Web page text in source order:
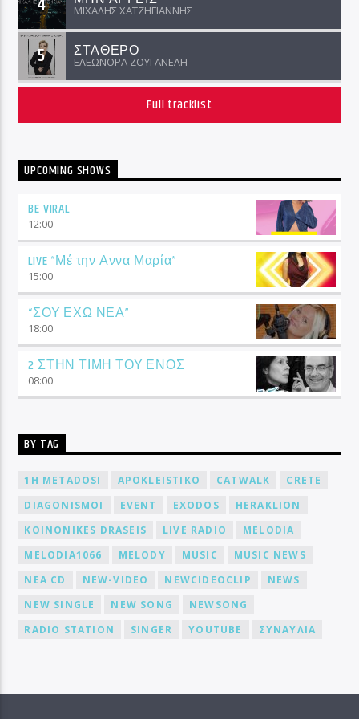
ΜΙΧΑΛΗΣ ΧΑΤΖΗΓΙΑΝΝΗΣ
5 ΣΤΑΘΕΡΟ
ΕΛΕΩΝΟΡΑ ΖΟΥΓΑΝΕΛΗ
Full tracklist
UPCOMING SHOWS
BE VIRAL
12:00
LIVE “Μέ την Αννα Μαρία”
15:00
“ΣΟΥ ΕΧΩ ΝΕΑ”
18:00
2 ΣΤΗΝ ΤΙΜΗ ΤΟΥ ΕΝΟΣ
08:00
BY TAG
1H METADOSI APOKLEISTIKO CATWALK
CRETE
DIAGONISMOI
EVENT EXODOS
HERAKLION
KOINONIKES DRASEIS
LIVE RADIO
MELODIA
MELODIA1066
MELODY MUSIC
MUSIC NEWS
NEA CD
NEW-VIDEO NEWCIDEOCLIP
NEWS
NEW SINGLE
NEW SONG
NEWSONG
RADIO STATION
SINGER YOUTUBE ΣΥΝΑΥΛΙΑ